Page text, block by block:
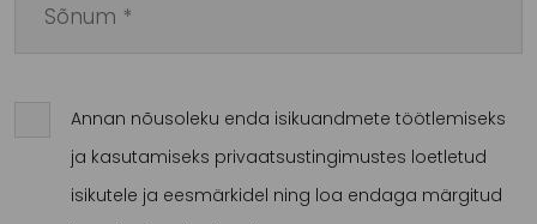
Annan nõusoleku enda isikuandmete töötlemiseks
ja kasutamiseks privaatsustingimustes loetletud
isikutele ja eesmärkidel ning loa endaga märgitud